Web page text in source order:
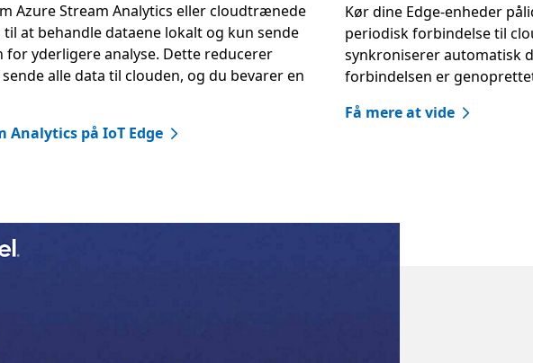
Azure Stream Analytics eller cloudtrænede
at behandle dataene lokalt og kun sende
yderligere analyse. Dette reducerer
alle data til clouden, og du bevarer en
Analytics på IoT Edge
Kør dine Edge-enheder
periodisk forbindelse til
synkroniserer automatisk
forbindelsen er
Få mere at vide